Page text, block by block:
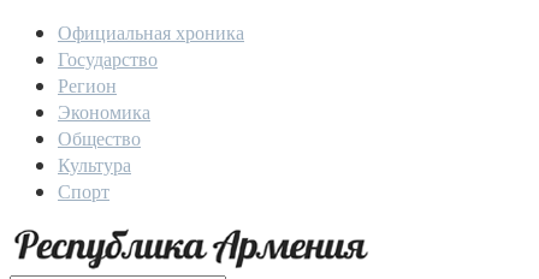
Официальная хроника
Государство
Регион
Экономика
Общество
Культура
Спорт